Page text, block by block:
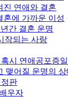
진 연애와 결혼
혼에 가까운 이성
간 결혼 운명
작되는 사랑
시 연애공포증
맺어질 운명의 상
판
우자